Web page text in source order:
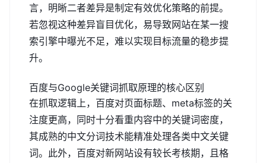
言，明晰二者差异是制定有效优化策略的前提。
若忽视这种差异盲目优化，易导致网站在某一搜
索引擎中曝光不足，难以实现目标流量的稳步提
升。
百度与Google关键词抓取原理的核心区别
在抓取逻辑上，百度对页面标题、meta标签的关
注度更高，同时十分看重内容中的关键词密度，
其成熟的中文分词技术能精准处理各类中文关键
词。此外，百度对新网站设有较长考核期，且格